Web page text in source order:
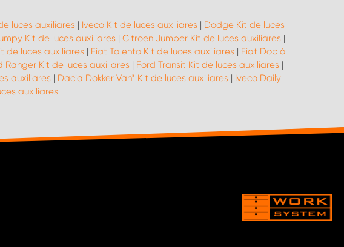
luces auxiliares | Iveco Kit de luces auxiliares | Dodge Kit de luces
Kit de luces auxiliares | Citroen Jumper Kit de luces auxiliares |
de luces auxiliares | Fiat Talento Kit de luces auxiliares | Fiat Doblò
Ranger Kit de luces auxiliares | Ford Transit Kit de luces auxiliares |
auxiliares | Dacia Dokker Van* Kit de luces auxiliares | Iveco Daily
auxiliares